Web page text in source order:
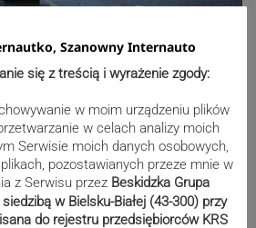
świata z MCK Żywiec!
Szanowny Internauto
się z treścią i wyrażenie zgody:
w moim urządzeniu plików
w celach analizy moich
Serwisie moich danych osobowych,
pozostawianych przeze mnie w
z Serwisu przez Beskidzka Grupa
w Bielsku-Białej (43-300) przy
do rejestru przedsiębiorców KRS